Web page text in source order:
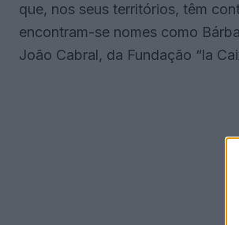
que, nos seus territórios, têm
encontram-se nomes como
João Cabral, da Fundação “la